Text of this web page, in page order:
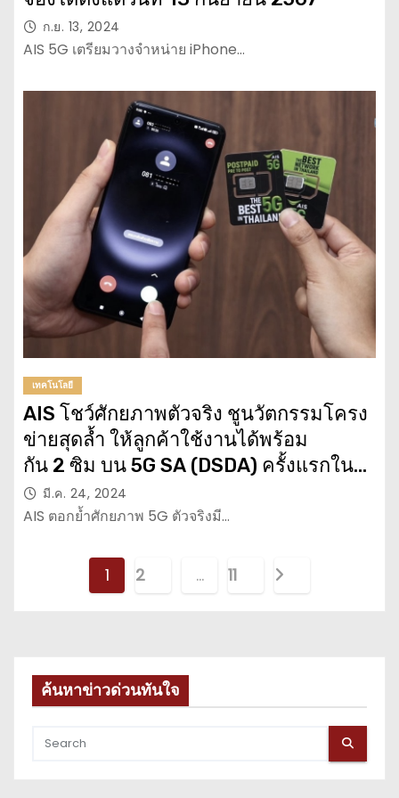
ก.ย. 13, 2024
AIS 5G เตรียมวางจำหน่าย iPhone…
เทคโนโลยี
AIS โชว์ศักยภาพตัวจริง ชูนวัตกรรมโครง
ข่ายสุดล้ำ ให้ลูกค้าใช้งานได้พร้อม
กัน 2 ซิม บน 5G SA (DSDA) ครั้งแรกใน
ไทย ยกระดับประสบการณ์ดิจิทัลของคน
ไทยไปอีกขั้น
มี.ค. 24, 2024
AIS ตอกย้ำศักยภาพ 5G ตัวจริงมี…
t
1 2 … 11
ค้นหาข่าวด่วนทันใจ